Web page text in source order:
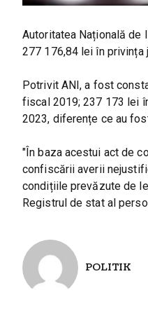
Autoritatea Națională de
277 176,84 lei în privința
Potrivit ANI, a fost
fiscal 2019; 237 173 lei
2023, diferențe ce au
"În baza acestui act de
confiscării averii
condițiile prevăzute de
Registrul de stat al
POLITIK